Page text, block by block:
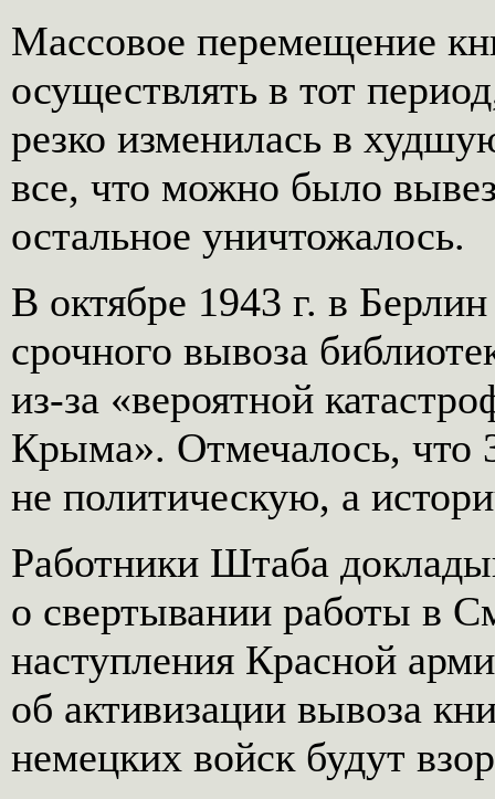
Массовое перемещение
осуществлять в тот
резко изменилась в
все, что можно было
остальное уничтожалось.
В октябре 1943 г. в
срочного вывоза
из-за «вероятной
Крыма». Отмечалось, что
не политическую, а
Работники Штаба
о свертывании работы в
наступления Красной
об активизации вывоза
немецких войск будут